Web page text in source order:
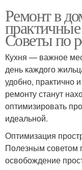
Ремонт в
Советы по
Кухня — важное
день каждого
удобно, практично
ремонту станут
оптимизировать
идеальной.
Оптимизация
Полезным советом
освобождение